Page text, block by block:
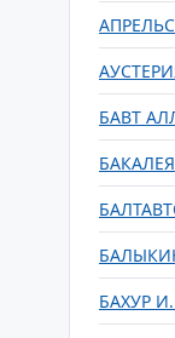
БАВТ
БАКАЛЕЯ
БАХУР